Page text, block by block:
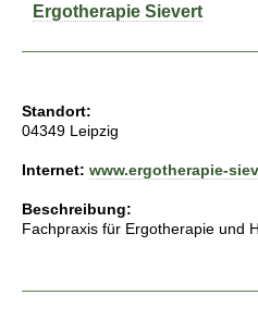
Ergotherapie Sievert
Standort:
04349 Leipzig
Internet: www.ergotherapie-
Beschreibung:
Fachpraxis für Ergotherapie und